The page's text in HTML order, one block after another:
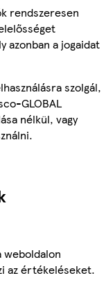
rendszeresen
a jogaidat
szolgál,
GLOBAL
nélkül, vagy
az értékeléseket.